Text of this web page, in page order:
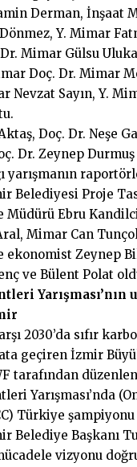
Derman, İnşaat
Y. Mimar
Mimar Gülsu
Doç. Dr. Mimar
Nevzat Sayın, Y.
Doç. Dr. Neşe
Dr. Zeynep Durmuş
yarışmanın
Belediyesi Proje
Müdürü Ebru
Mimar Can
ekonomist Zeynep
ve Bülent Polat
Yarışması’nın
2030’da sıfır
geçiren İzmir
tarafından
Yarışması’nda
Türkiye şampiyonu
Belediye Başkanı
vizyonu